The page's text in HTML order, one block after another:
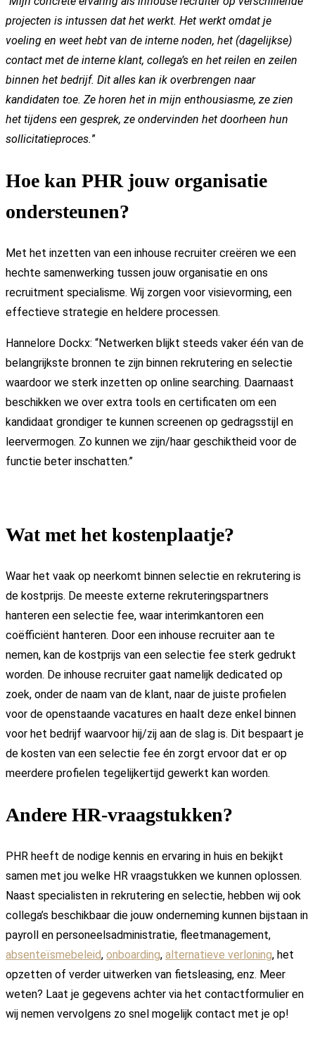
projecten is intussen dat het werkt. Het werkt omdat je
voeling en weet hebt van de interne noden, het (dagelijkse)
contact met de interne klant, collega’s en het reilen en zeilen
binnen het bedrijf. Dit alles kan ik overbrengen naar
kandidaten toe. Ze horen het in mijn enthousiasme, ze zien
het tijdens een gesprek, ze ondervinden het doorheen hun
sollicitatieproces.”
Hoe kan PHR jouw organisatie
ondersteunen?
Met het inzetten van een inhouse recruiter creëren we een
hechte samenwerking tussen jouw organisatie en ons
recruitment specialisme. Wij zorgen voor visievorming, een
effectieve strategie en heldere processen.
Hannelore Dockx: “Netwerken blijkt steeds vaker één van de
belangrijkste bronnen te zijn binnen rekrutering en selectie
waardoor we sterk inzetten op online searching. Daarnaast
beschikken we over extra tools en certificaten om een
kandidaat grondiger te kunnen screenen op gedragsstijl en
leervermogen. Zo kunnen we zijn/haar geschiktheid voor de
functie beter inschatten.”
Wat met het kostenplaatje?
Waar het vaak op neerkomt binnen selectie en rekrutering is
de kostprijs. De meeste externe rekruteringspartners
hanteren een selectie fee, waar interimkantoren een
coëfficiënt hanteren. Door een inhouse recruiter aan te
nemen, kan de kostprijs van een selectie fee sterk gedrukt
worden. De inhouse recruiter gaat namelijk dedicated op
zoek, onder de naam van de klant, naar de juiste profielen
voor de openstaande vacatures en haalt deze enkel binnen
voor het bedrijf waarvoor hij/zij aan de slag is. Dit bespaart je
de kosten van een selectie fee én zorgt ervoor dat er op
meerdere profielen tegelijkertijd gewerkt kan worden.
Andere HR-vraagstukken?
PHR heeft de nodige kennis en ervaring in huis en bekijkt
samen met jou welke HR vraagstukken we kunnen oplossen.
Naast specialisten in rekrutering en selectie, hebben wij ook
collega’s beschikbaar die jouw onderneming kunnen bijstaan in
payroll en personeelsadministratie, fleetmanagement,
absenteïsmebeleid, onboarding, alternatieve verloning, het
opzetten of verder uitwerken van fietsleasing, enz. Meer
weten? Laat je gegevens achter via het contactformulier en
wij nemen vervolgens zo snel mogelijk contact met je op!